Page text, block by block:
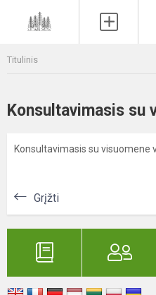
Titulinis
Konsultavimasis
Konsultavimasis su visuomene
Grįžti